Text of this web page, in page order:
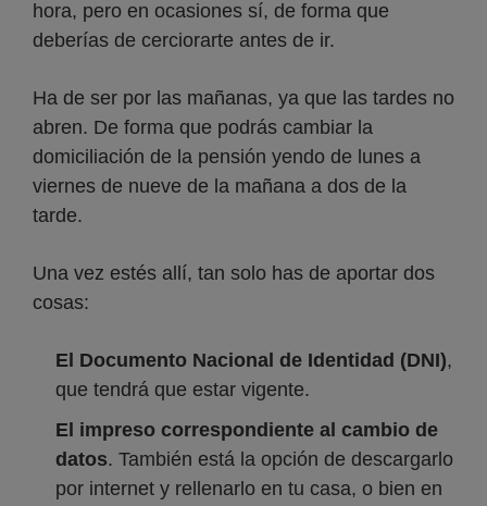
hora, pero en ocasiones sí, de forma que
deberías de cerciorarte antes de ir.
Ha de ser por las mañanas, ya que las tardes no
abren. De forma que podrás cambiar la
domiciliación de la pensión yendo de lunes a
viernes de nueve de la mañana a dos de la
tarde.
Una vez estés allí, tan solo has de aportar dos
cosas:
El Documento Nacional de Identidad (DNI),
que tendrá que estar vigente.
El impreso correspondiente al cambio de
datos. También está la opción de descargarlo
por internet y rellenarlo en tu casa, o bien en